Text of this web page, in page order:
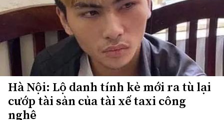
Hà Nội: Lộ danh tính kẻ mới ra tù lại
cướp tài sản của tài xế taxi công
nghệ